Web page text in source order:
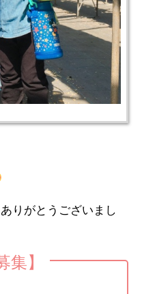
りがとうございまし
】